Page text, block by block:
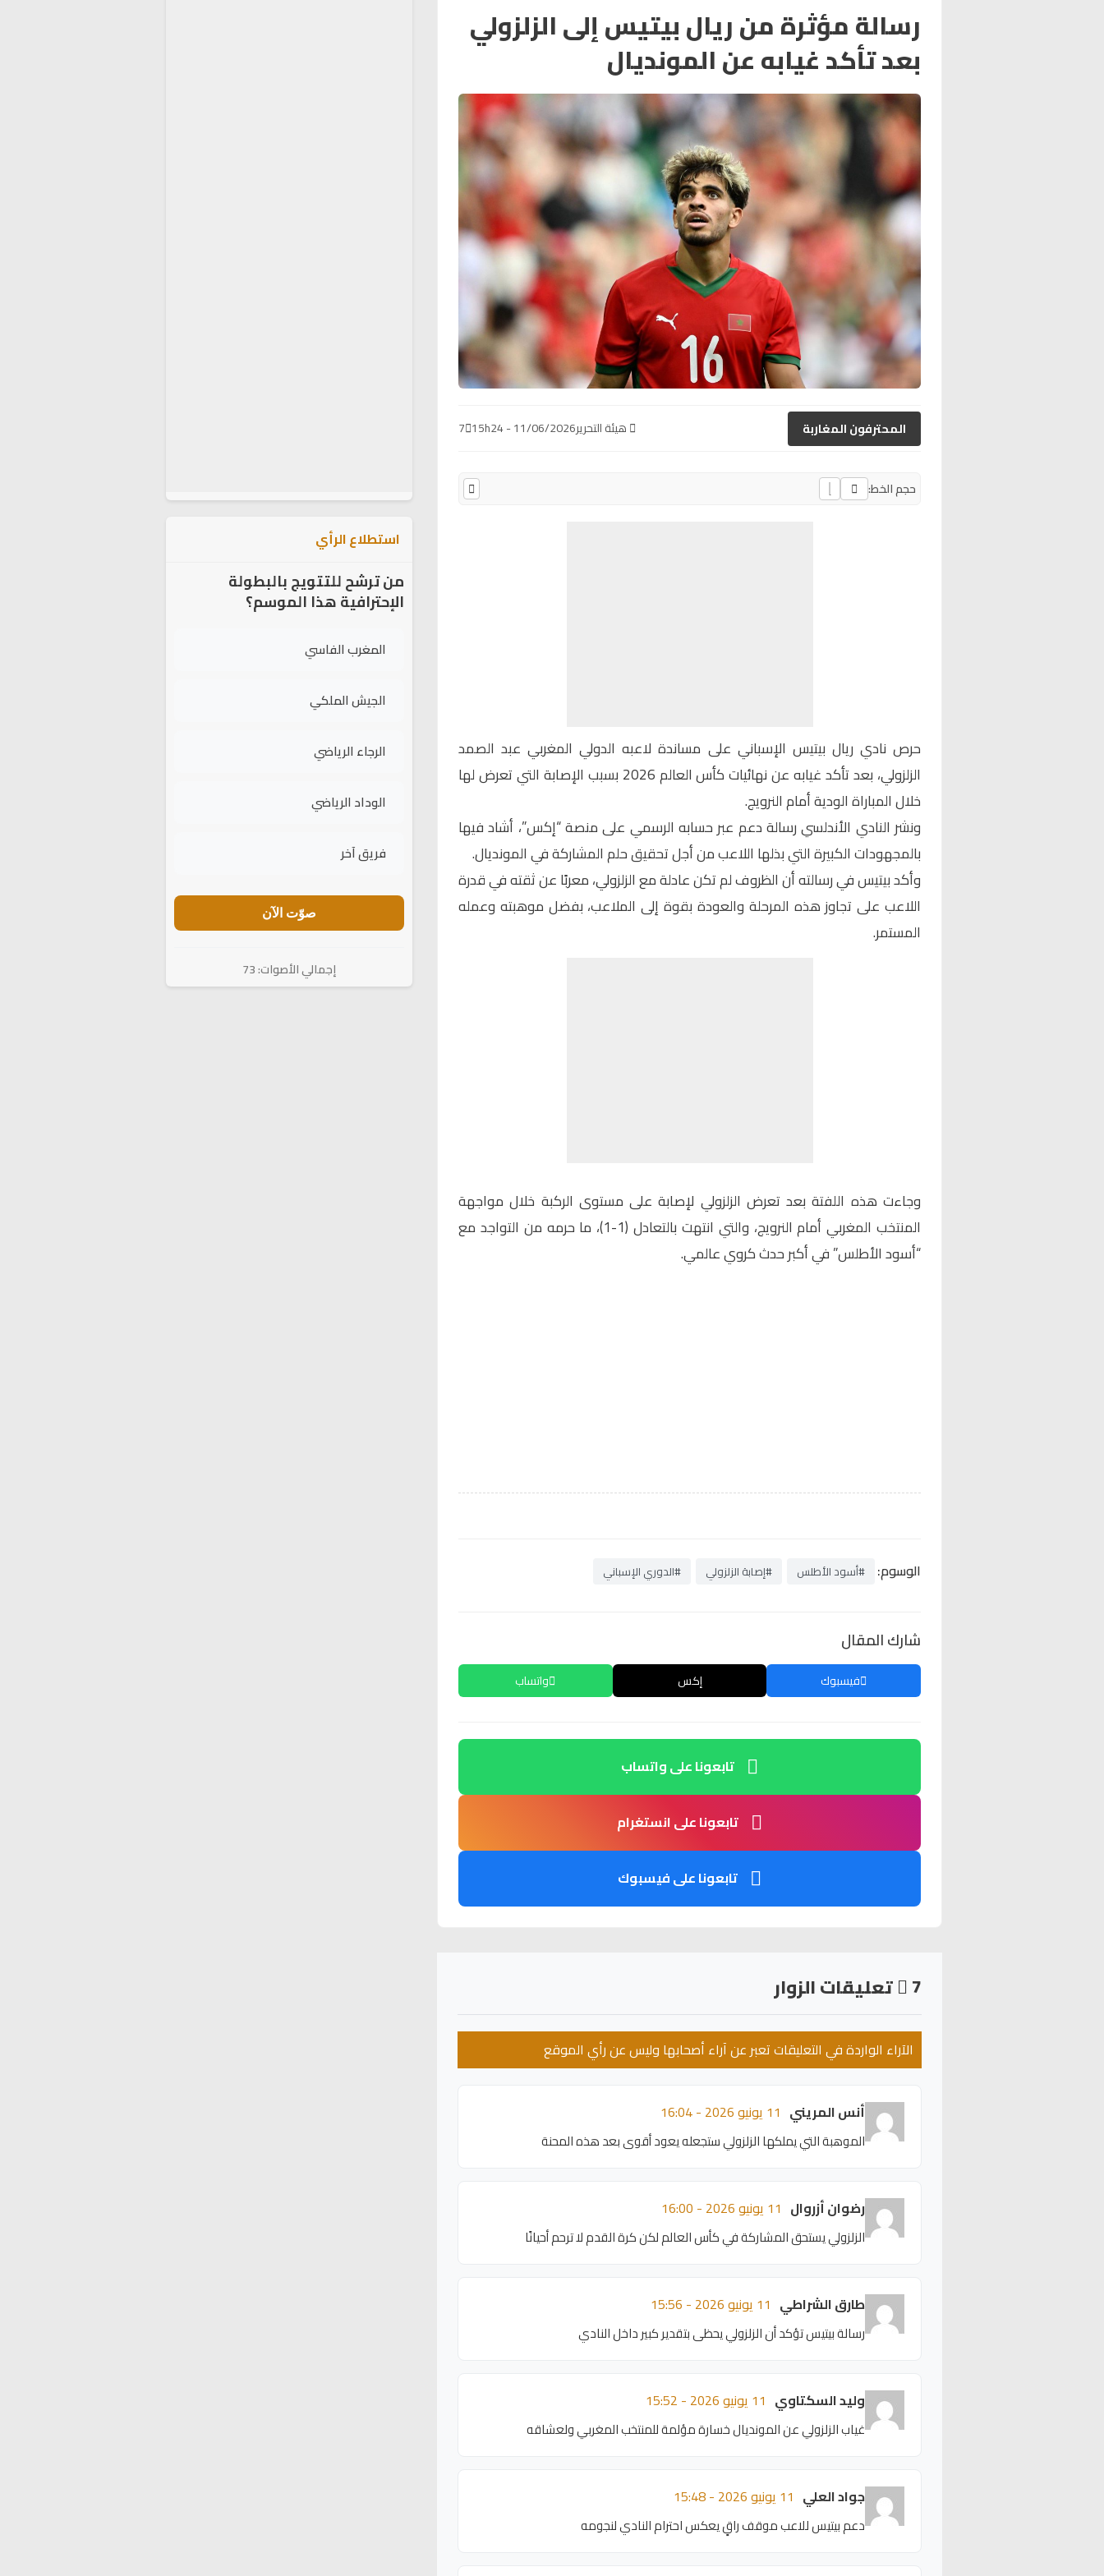
رسالة مؤثرة من ريال بيتيس إلى الزلزولي
بعد تأكد غيابه عن المونديال
المحترفون المغاربة هيئة التحرير11/06/2026 - 15h24
7
حجم الخط:
حرص نادي ريال بيتيس الإسباني على مساندة لاعبه الدولي المغربي عبد الصمد
الزلزولي
، بعد تأكد غيابه عن نهائيات كأس العالم 2026 بسبب الإصابة التي تعرض لها
خلال المباراة الودية أمام النرويج.
ونشر النادي الأندلسي رسالة دعم عبر حسابه الرسمي على منصة “إكس”، أشاد فيها
بالمجهودات الكبيرة التي بذلها اللاعب من أجل تحقيق حلم المشاركة في المونديال.
وأكد بيتيس في رسالته أن الظروف لم تكن عادلة مع الزلزولي، معربًا عن ثقته في قدرة
اللاعب على تجاوز هذه المرحلة والعودة بقوة إلى الملاعب، بفضل موهبته وعمله
المستمر.
وجاءت هذه اللفتة بعد تعرض الزلزولي لإصابة على مستوى الركبة خلال مواجهة
المنتخب المغربي أمام النرويج، والتي انتهت بالتعادل (1-1)، ما حرمه من التواجد مع
“أسود الأطلس” في أكبر حدث كروي عالمي.
الوسوم: #أسود الأطلس #إصابة الزلزولي #الدوري الإسباني
شارك المقال
فيسبوك إكس واتساب
تابعونا على واتساب
تابعونا على انستغرام
تابعونا على فيسبوك
7 تعليقات الزوار
الآراء الواردة في التعليقات تعبر عن آراء أصحابها وليس عن رأي الموقع
أنس المريني 11 يونيو 2026 - 16:04
الموهبة التي يملكها الزلزولي ستجعله يعود أقوى بعد هذه المحنة
رضوان أزروال 11 يونيو 2026 - 16:00
الزلزولي يستحق المشاركة في كأس العالم لكن كرة القدم لا ترحم أحيانًا
طارق الشراطي 11 يونيو 2026 - 15:56
رسالة بيتيس تؤكد أن الزلزولي يحظى بتقدير كبير داخل النادي
وليد السكتاوي 11 يونيو 2026 - 15:52
غياب الزلزولي عن المونديال خسارة مؤلمة للمنتخب المغربي ولعشاقه
جواد العلي 11 يونيو 2026 - 15:48
دعم بيتيس للاعب موقف راقٍ يعكس احترام النادي لنجومه
استطلاع الرأي
من ترشح للتتويج بالبطولة
الإحترافية هذا الموسم؟
المغرب الفاسي
الجيش الملكي
الرجاء الرياضي
الوداد الرياضي
فريق آخر
صوّت الآن
إجمالي الأصوات: 73